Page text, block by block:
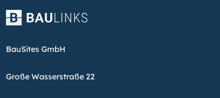
BauSites GmbH
Große Wasserstraße 22